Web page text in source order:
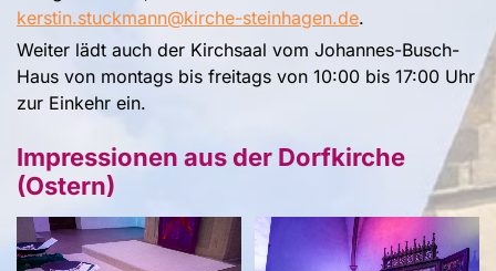
kerstin.stuckmann@kirche-steinhagen.de.
Weiter lädt auch der Kirchsaal vom Johannes-Busch-
Haus von montags bis freitags von 10:00 bis 17:00 Uhr
zur Einkehr ein.
Impressionen aus der Dorfkirche
(Ostern)